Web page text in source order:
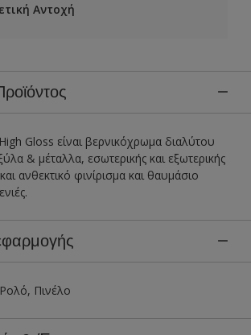
Αντοχή
Gloss είναι βερνικόχρωμα διαλύτου
& μέταλλα, εσωτερικής και εξωτερικής
ανθεκτικό φινίρισμα και θαυμάσιο
Πινέλο